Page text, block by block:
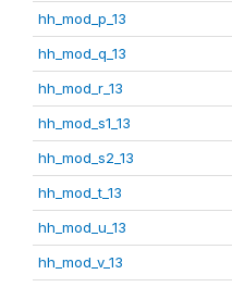
hh_mod_p_13
hh_mod_q_13
hh_mod_r_13
hh_mod_s1_13
hh_mod_s2_13
hh_mod_t_13
hh_mod_u_13
hh_mod_v_13